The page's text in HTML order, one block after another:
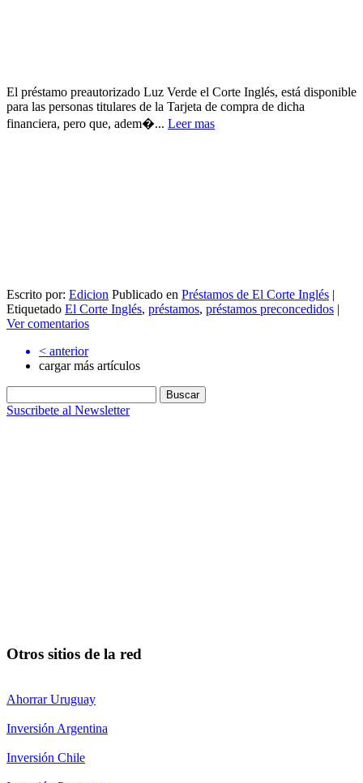
El préstamo preautorizado Luz Verde el Corte Inglés, está disponible
para las personas titulares de la Tarjeta de compra de dicha
financiera, pero que, adem�... Leer mas
Escrito por: Edicion Publicado en Préstamos de El Corte Inglés |
Etiquetado El Corte Inglés, préstamos, préstamos preconcedidos |
Ver comentarios
< anterior
cargar más artículos
Suscribete al Newsletter
Otros sitios de la red
Ahorrar Uruguay
Inversión Argentina
Inversión Chile